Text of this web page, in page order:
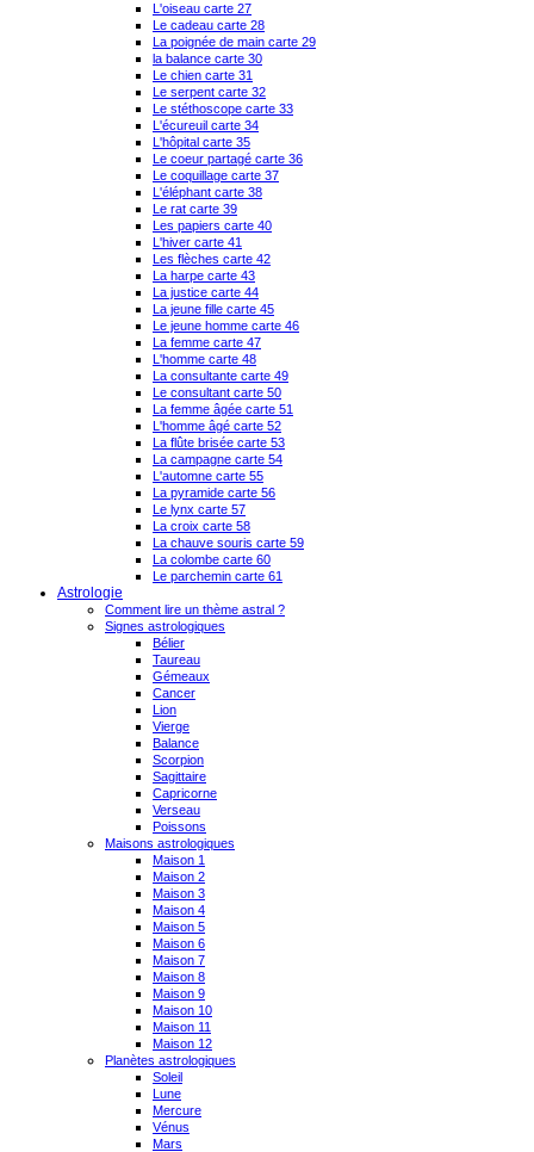
L'oiseau carte 27
Le cadeau carte 28
La poignée de main carte 29
la balance carte 30
Le chien carte 31
Le serpent carte 32
Le stéthoscope carte 33
L'écureuil carte 34
L'hôpital carte 35
Le coeur partagé carte 36
Le coquillage carte 37
L'éléphant carte 38
Le rat carte 39
Les papiers carte 40
L'hiver carte 41
Les flèches carte 42
La harpe carte 43
La justice carte 44
La jeune fille carte 45
Le jeune homme carte 46
La femme carte 47
L'homme carte 48
La consultante carte 49
Le consultant carte 50
La femme âgée carte 51
L'homme âgé carte 52
La flûte brisée carte 53
La campagne carte 54
L'automne carte 55
La pyramide carte 56
Le lynx carte 57
La croix carte 58
La chauve souris carte 59
La colombe carte 60
Le parchemin carte 61
Astrologie
Comment lire un thème astral ?
Signes astrologiques
Bélier
Taureau
Gémeaux
Cancer
Lion
Vierge
Balance
Scorpion
Sagittaire
Capricorne
Verseau
Poissons
Maisons astrologiques
Maison 1
Maison 2
Maison 3
Maison 4
Maison 5
Maison 6
Maison 7
Maison 8
Maison 9
Maison 10
Maison 11
Maison 12
Planètes astrologiques
Soleil
Lune
Mercure
Vénus
Mars